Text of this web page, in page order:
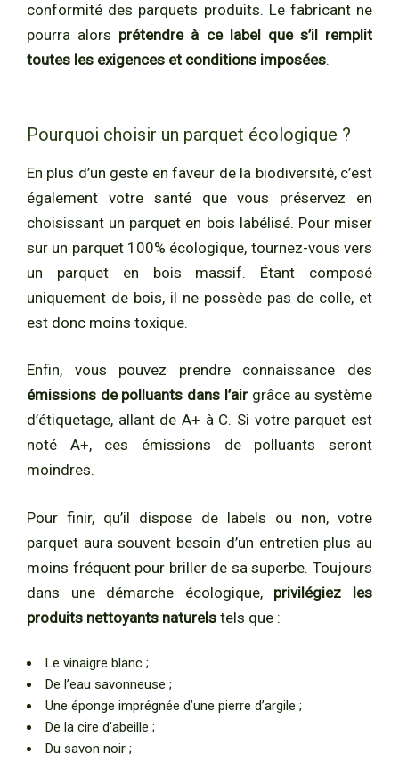
conformité des parquets produits. Le fabricant ne
pourra alors prétendre à ce label que s’il remplit
toutes les exigences et conditions imposées.
Pourquoi choisir un parquet écologique ?
En plus d’un geste en faveur de la biodiversité, c’est
également votre santé que vous préservez en
choisissant un parquet en bois labélisé. Pour miser
sur un parquet 100% écologique, tournez-vous vers
un parquet en bois massif. Étant composé
uniquement de bois, il ne possède pas de colle, et
est donc moins toxique.
Enfin, vous pouvez prendre connaissance des
émissions de polluants dans l’airgrâce au système
d’étiquetage, allant de A+ à C. Si votre parquet est
noté A+, ces émissions de polluants seront
moindres.
Pour finir, qu’il dispose de labels ou non, votre
parquet aura souvent besoin d’un entretien plus au
moins fréquent pour briller de sa superbe. Toujours
dans une démarche écologique, privilégiez les
produits nettoyants naturels tels que :
Le vinaigre blanc ;
De l’eau savonneuse ;
Une éponge imprégnée d’une pierre d’argile ;
De la cire d’abeille ;
Du savon noir ;